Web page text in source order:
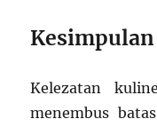
Kesimpulan
Kelezatan
menembus